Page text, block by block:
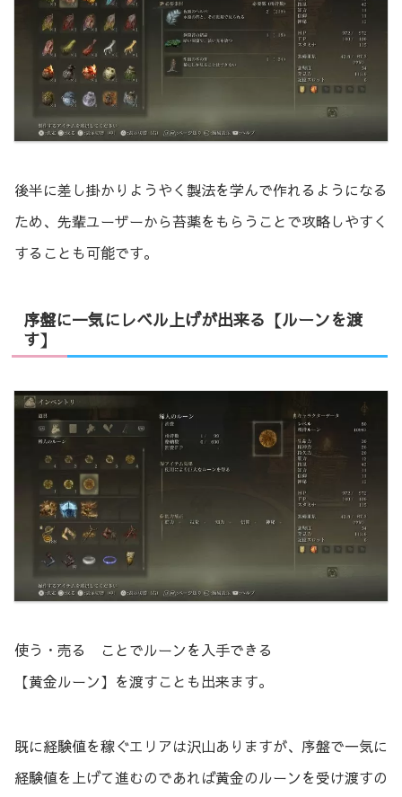
後半に差し掛かりようやく製法を学んで作れるようになる
ため、先輩ユーザーから苔薬をもらうことで攻略しやすく
することも可能です。
序盤に一気にレベル上げが出来る【ルーンを渡
す】
使う・売る ことでルーンを入手できる
【黄金ルーン】を渡すことも出来ます。
既に経験値を稼ぐエリアは沢山ありますが、序盤で一気に
経験値を上げて進むのであれば黄金のルーンを受け渡すの